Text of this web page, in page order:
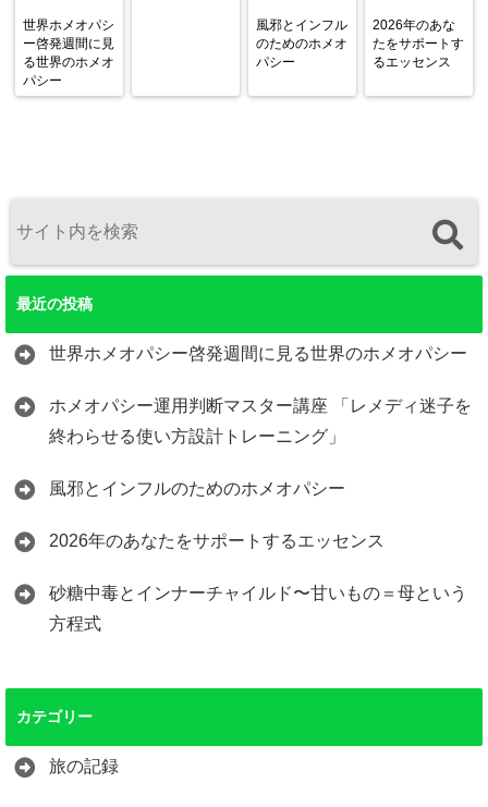
世界ホメオパシ
ー啓発週間に見
る世界のホメオ
パシー
風邪とインフル
のためのホメオ
パシー
2026年のあな
たをサポートす
るエッセンス
最近の投稿
世界ホメオパシー啓発週間に見る世界のホメオパシー
ホメオパシー運用判断マスター講座 「レメディ迷子を
終わらせる使い方設計トレーニング」
風邪とインフルのためのホメオパシー
2026年のあなたをサポートするエッセンス
砂糖中毒とインナーチャイルド〜甘いもの＝母という
方程式
カテゴリー
旅の記録